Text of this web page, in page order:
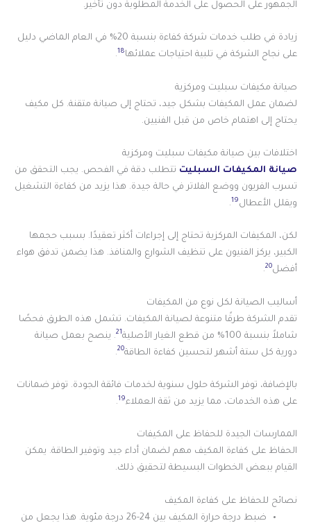
الجمهور على الحصول على الخدمة المطلوبة دون تأخير.
زيادة في طلب خدمات شركة كفاءة بنسبة 20% في العام الماضي دليل
على نجاح الشركة في تلبية احتياجات عملائها18
.
صيانة مكيفات سبليت ومركزية
لضمان عمل المكيفات بشكل جيد، تحتاج إلى صيانة متقنة. كل مكيف
يحتاج إلى اهتمام خاص من قبل الفنيين.
اختلافات بين صيانة مكيفات سبليت ومركزية
صيانة المكيفات السبليت تتطلب دقة في الفحص. يجب التحقق من
تسرب الفريون ووضع الفلاتر في حالة جيدة. هذا يزيد من كفاءة التشغيل
ويقلل الأعطال19
.
لكن، المكيفات المركزية تحتاج إلى إجراءات أكثر تعقيدًا. بسبب حجمها
الكبير، يركز الفنيون على تنظيف الشوارع والمنافذ. هذا يضمن تدفق هواء
أفضل20
.
أساليب الصيانة لكل نوع من المكيفات
تقدم الشركة طرقًا متنوعة لصيانة المكيفات. تشمل هذه الطرق فحصًا
شاملاً بنسبة 100% من قطع الغيار الأصلية
21. ينصح بعمل صيانة
دورية كل ستة أشهر لتحسين كفاءة الطاقة20
.
بالإضافة، توفر الشركة حلول سنوية لخدمات فائقة الجودة. توفر ضمانات
على هذه الخدمات، مما يزيد من ثقة العملاء19
.
الممارسات الجيدة للحفاظ على المكيفات
الحفاظ على كفاءة المكيف مهم لضمان أداء جيد وتوفير الطاقة. يمكن
القيام ببعض الخطوات البسيطة لتحقيق ذلك.
نصائح للحفاظ على كفاءة المكيف
ضبط درجة حرارة المكيف بين 24-26 درجة مئوية. هذا يجعل من